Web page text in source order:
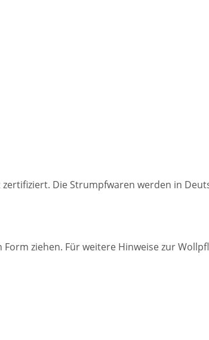
Die Strumpfwaren werden in
ziehen. Für weitere Hinweise zur